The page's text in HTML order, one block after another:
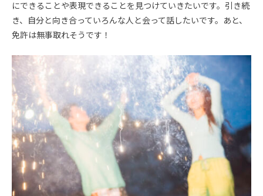
にできることや表現できることを見つけていきたいです。引き続
き、自分と向き合っていろんな人と会って話したいです。あと、
免許は無事取れそうです！